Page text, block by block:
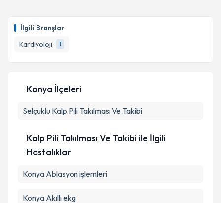
İlgili Branşlar
Kardiyoloji
1
Konya İlçeleri
Selçuklu Kalp Pili Takılması Ve Takibi
Kalp Pili Takılması Ve Takibi ile İlgili
Hastalıklar
Konya Ablasyon işlemleri
Konya Akıllı ekg